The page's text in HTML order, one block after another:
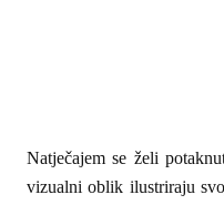
Natječajem se želi
vizualni oblik ilustriraju